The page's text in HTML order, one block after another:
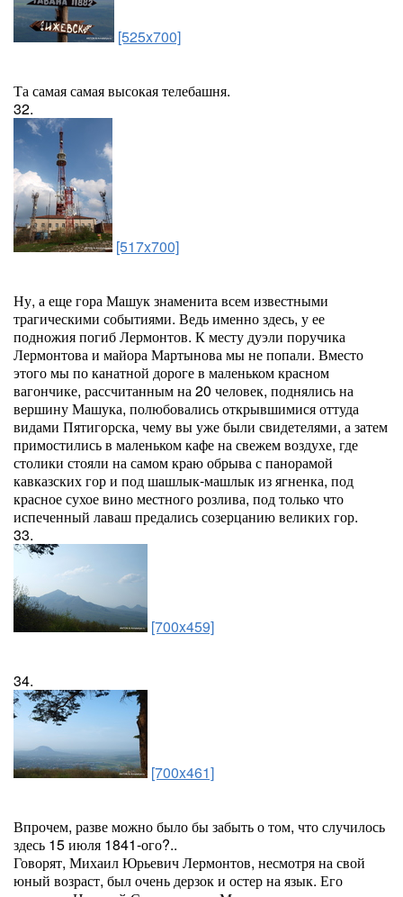
[525x700]
Та самая самая высокая телебашня.
32.
[517x700]
Ну, а еще гора Машук знаменита всем известными
трагическими событиями. Ведь именно здесь, у ее
подножия погиб Лермонтов. К месту дуэли поручика
Лермонтова и майора Мартынова мы не попали. Вместо
этого мы по канатной дороге в маленьком красном
вагончике, рассчитанным на 20 человек, поднялись на
вершину Машука, полюбовались открывшимися оттуда
видами Пятигорска, чему вы уже были свидетелями, а затем
примостились в маленьком кафе на свежем воздухе, где
столики стояли на самом краю обрыва с панорамой
кавказских гор и под шашлык-машлык из ягненка, под
красное сухое вино местного розлива, под только что
испеченный лаваш предались созерцанию великих гор.
33.
[700x459]
34.
[700x461]
Впрочем, разве можно было бы забыть о том, что случилось
здесь 15 июля 1841-ого?..
Говорят, Михаил Юрьевич Лермонтов, несмотря на свой
юный возраст, был очень дерзок и остер на язык. Его